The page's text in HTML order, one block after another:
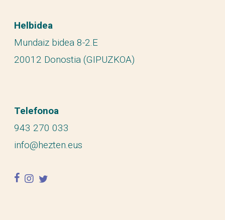
Helbidea
Mundaiz bidea 8-2.E
20012 Donostia (GIPUZKOA)
Telefonoa
943 270 033
info@hezten.eus
facebook
instagram
twitter